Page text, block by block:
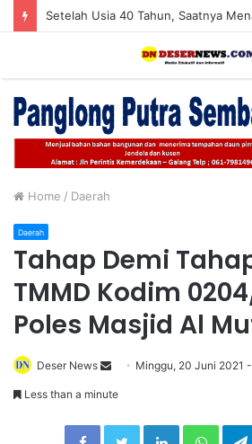
Setelah Usia 40 Tahun, Saatnya
Home / Daerah
Daerah
Tahap Demi
TMMD Kodim
Poles Masjid Al
Deser News Minggu, 20 Juni 2021
Less than a minute
Facebook Twitter LinkedIn WhatsApp